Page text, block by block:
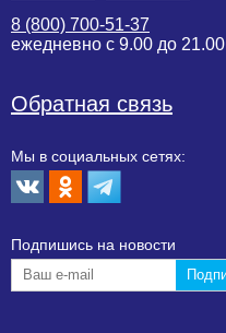
8 (800) 700-51-37
ежедневно с 9.00 до 21.00
Обратная связь
Мы в социальных сетях:
Подпишиcь на новости